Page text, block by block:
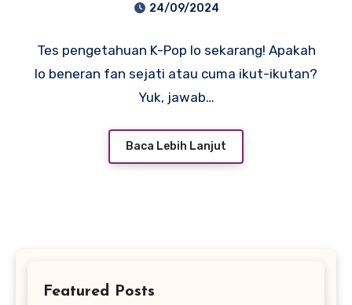
24/09/2024
Tes pengetahuan K-Pop lo sekarang! Apakah
lo beneran fan sejati atau cuma ikut-ikutan?
Yuk, jawab…
Baca Lebih Lanjut
Featured Posts